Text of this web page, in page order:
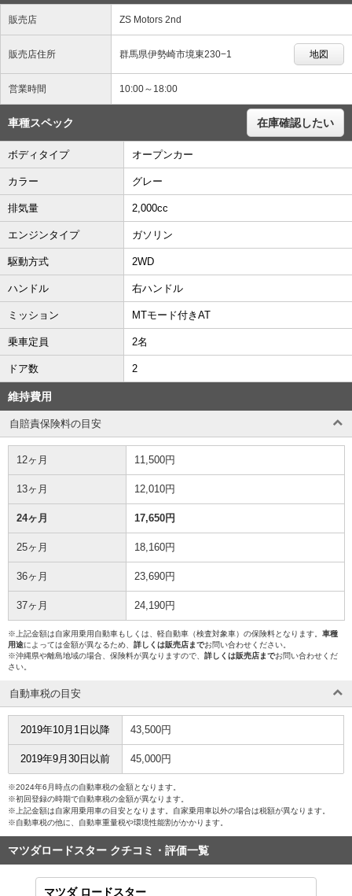
販売店 ZS Motors 2nd
販売店住所 群馬県伊勢崎市境東230−1 地図
営業時間 10:00～18:00
車種スペック 在庫確認したい
ボディタイプ オープンカー
カラー グレー
排気量 2,000cc
エンジンタイプ ガソリン
駆動方式 2WD
ハンドル 右ハンドル
ミッション MTモード付きAT
乗車定員 2名
ドア数 2
維持費用
自賠責保険料の目安
12ヶ月 11,500円
13ヶ月 12,010円
24ヶ月 17,650円
25ヶ月 18,160円
36ヶ月 23,690円
37ヶ月 24,190円
※上記金額は自家用乗用自動車もしくは、軽自動車（検査対象車）の保険料となります。 車種
用途によっては金額が異なるため、 詳しくは販売店までお問い合わせください。
※沖縄県や離島地域の場合、保険料が異なりますので、 詳しくは販売店までお問い合わせくだ
さい。
自動車税の目安
2019年10月1日以降 43,500円
2019年9月30日以前 45,000円
※2024年6月時点の自動車税の金額となります。
※初回登録の時期で自動車税の金額が異なります。
※上記金額は自家用乗用車の目安となります。自家乗用車以外の場合は税額が異なります。
※自動車税の他に、自動車重量税や環境性能割がかかります。
マツダロードスター クチコミ・評価一覧
マツダ ロードスター